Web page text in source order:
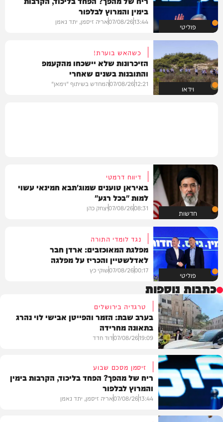
פוליטי
בימין והמרוץ לבלפור
13:44
07/08/26אריה זיסמן, יתד נאמן
וידאו
כשהאש בוערת!
הזיכרונות שלא יישכחו מהקעמפ
והתובנות בשנים שאחרי
12:21
07/08/26המחדש בשיתוף "וימאן"
חדשות
דיווח דרמטי
באיראן טוענים שמוג'תבא חמינאי עשוי
למות "בכל רגע"
08:31
07/08/26יצחק כהן
פוליטי
נגד לומדי התורה
מפלגת המאוכזבים: ארדן חבר
לאדלשטיין והכריז על מפלגה
00:17
07/08/26שוקי כץ
כתבות נוספות
בארץ
טרגדיה בירושלים
בערב שבת: הזמר והפייטן אבישי לוי נהרג
בתאונה מחרידה
19:09
07/08/26דוד חדד
זיסמן מסכם שבוע
ריח של מהפך? הפחד בליכוד, הקרבות בימין
והמרוץ לבלפור
13:44
07/08/26אריה זיסמן, יתד נאמן